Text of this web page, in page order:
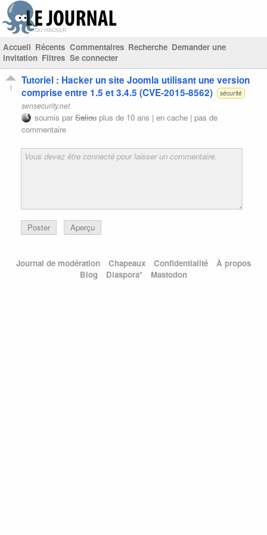
Accueil Récents Commentaires Recherche Demander une
invitation Filtres Se connecter
1
Tutoriel : Hacker un site Joomla utilisant une version
comprise entre 1.5 et 3.4.5 (CVE-2015-8562)
sécurité
sensecurity.net
soumis parSaliou plus de 10 ans | en cache | pas de
commentaire
Poster Aperçu
Journal de modération Chapeaux Confidentialité
À propos
Blog
Diaspora* Mastodon